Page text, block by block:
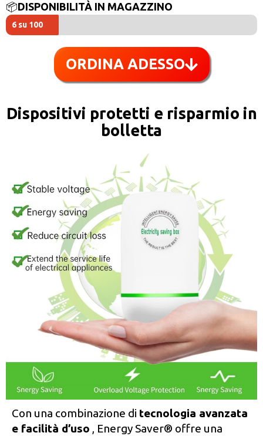
📦DISPONIBILITÀ IN MAGAZZINO
6 su 100
ORDINA ADESSO
Dispositivi protetti e risparmio in
bolletta
Con una combinazione di tecnologia avanzata
e facilità d’uso , Energy Saver® offre una